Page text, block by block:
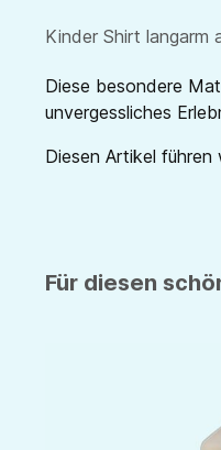
Kinder Shirt langarm
Diese besondere
unvergessliches
Diesen Artikel führen
Für diesen